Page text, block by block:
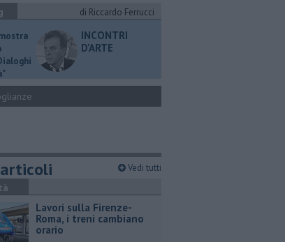
di Riccardo Ferrucci
INCONTRI
D'ARTE
Vedi tutti
Lavori sulla Firenze-
Roma, i treni cambiano
orario